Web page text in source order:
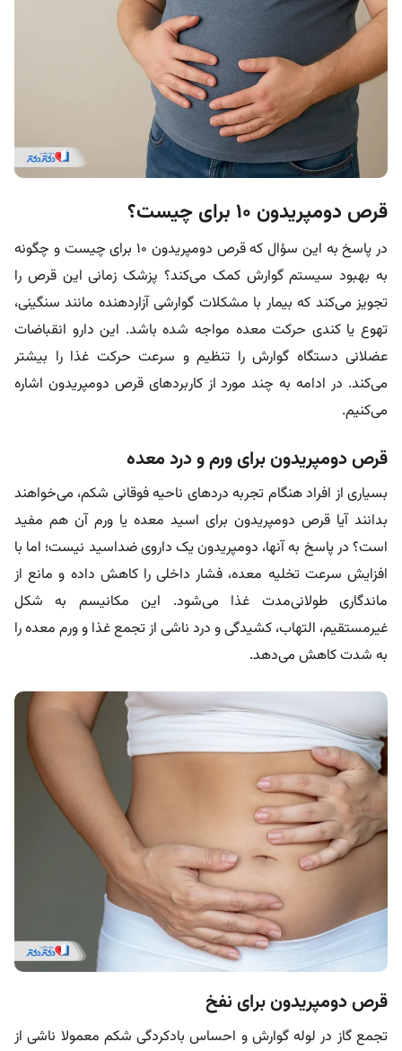
قرص دومپریدون ۱۰ برای چیست؟
در پاسخ به این سؤال که قرص دومپریدون ۱۰ برای چیست و چگونه
به بهبود سیستم گوارش کمک می‌کند؟ پزشک زمانی این قرص را
تجویز می‌کند که بیمار با مشکلات گوارشی آزاردهنده مانند سنگینی،
تهوع یا کندی حرکت معده مواجه شده باشد. این دارو انقباضات
عضلانی دستگاه گوارش را تنظیم و سرعت حرکت غذا را بیشتر
می‌کند. در ادامه به چند مورد از کاربردهای قرص دومپریدون اشاره
می‌کنیم.
قرص دومپریدون برای ورم و درد معده
بسیاری از افراد هنگام تجربه دردهای ناحیه فوقانی شکم، می‌خواهند
بدانند آیا قرص دومپریدون برای اسید معده یا ورم آن هم مفید
است؟ در پاسخ به‌ آنها، دومپریدون یک داروی ضداسید نیست؛ اما با
افزایش سرعت تخلیه معده، فشار داخلی را کاهش داده و مانع از
ماندگاری طولانی‌مدت غذا می‌شود. این مکانیسم به شکل
غیرمستقیم، التهاب، کشیدگی و درد ناشی از تجمع غذا و ورم معده را
به شدت کاهش می‌دهد.
قرص دومپریدون برای نفخ
تجمع گاز در لوله گوارش و احساس بادکردگی شکم معمولا ناشی از